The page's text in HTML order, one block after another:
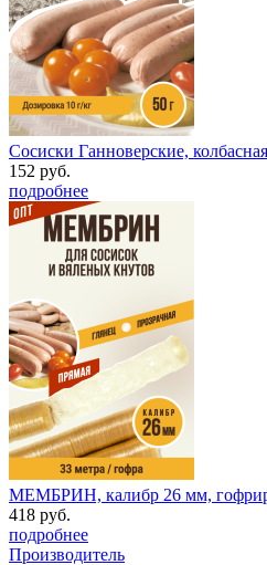
Сосиски Ганноверские,
152 руб.
подробнее
МЕМБРИН, калибр 26 мм,
418 руб.
подробнее
Производитель